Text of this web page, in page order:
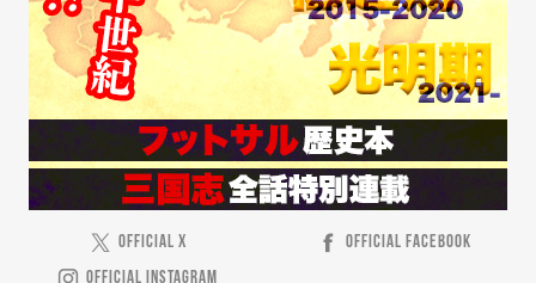
OFFICIAL X
OFFICIAL FACEBOOK
OFFICIAL INSTAGRAM